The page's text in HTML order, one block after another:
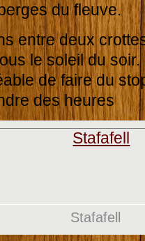
du fleuve.
entre deux
le soleil du
de faire du
des heures
Stafafell